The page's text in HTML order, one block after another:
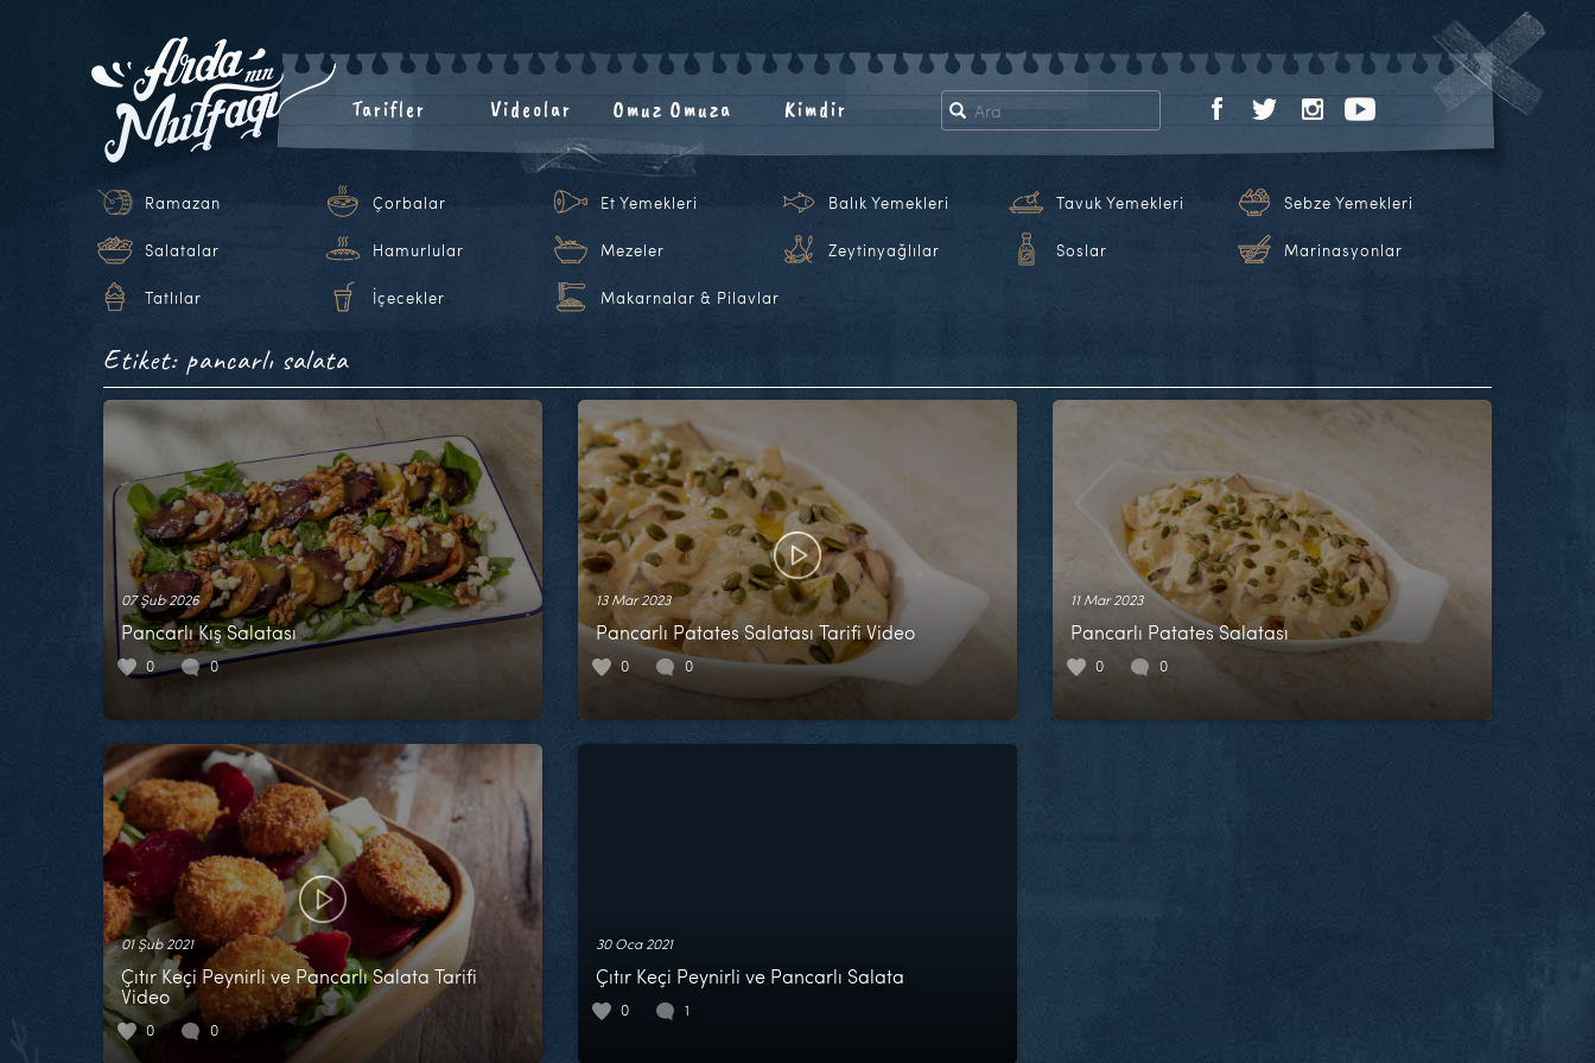
Tarifler Videolar Omuz Omuza Kimdir
Ramazan Çorbalar Et Yemekleri Balık Yemekleri Tavuk Yemekleri Sebze Yemekleri
Salatalar Hamurlular Mezeler Zeytinyağlılar Soslar Marinasyonlar
Tatlılar İçecekler Makarnalar & Pilavlar
Etiket: pancarlı salata
07 Şub 2026
Pancarlı Kış Salatası
0 0
13 Mar 2023
Pancarlı Patates Salatası Tarifi Video
0 0
11 Mar 2023
Pancarlı Patates Salatası
0 0
01 Şub 2021
Çıtır Keçi Peynirli ve Pancarlı Salata Tarifi
Video
0 0
30 Oca 2021
Çıtır Keçi Peynirli ve Pancarlı Salata
0 1